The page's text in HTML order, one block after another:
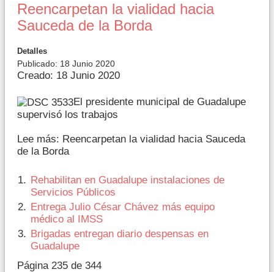
Reencarpetan la vialidad hacia
Sauceda de la Borda
Detalles
Publicado: 18 Junio 2020
Creado: 18 Junio 2020
El presidente municipal de Guadalupe
supervisó los trabajos
Lee más: Reencarpetan la vialidad hacia Sauceda
de la Borda
Rehabilitan en Guadalupe instalaciones de
Servicios Públicos
Entrega Julio César Chávez más equipo
médico al IMSS
Brigadas entregan diario despensas en
Guadalupe
Página 235 de 344